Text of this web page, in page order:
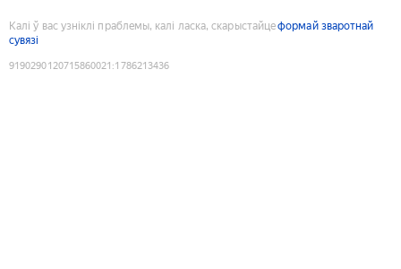
Калі ў вас узніклі праблемы, калі ласка, скарыстайцеформай зваротнай
сувязі
9190290120715860021 :1786213436